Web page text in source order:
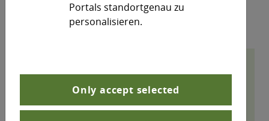
Portals standortgenau zu
personalisieren.
Only accept selected